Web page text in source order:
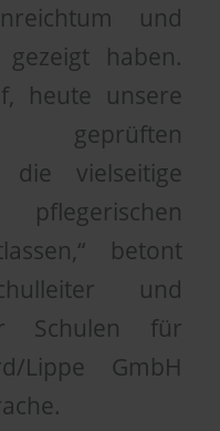
und
gezeigt haben.
heute unsere
geprüften
die vielseitige
betont
und
Schulen für
Lippe GmbH